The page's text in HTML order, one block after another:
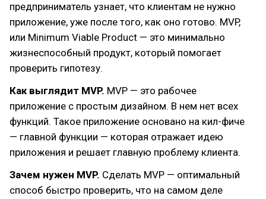
предприниматель узнает, что клиентам не нужно
приложение, уже после того, как оно готово. MVP,
или Minimum Viable Product — это минимально
жизнеспособный продукт, который помогает
проверить гипотезу.
Как выглядит MVP. MVP — это рабочее
приложение с простым дизайном. В нем нет всех
функций. Такое приложение основано на кил-фиче
— главной функции — которая отражает идею
приложения и решает главную проблему клиента.
Зачем нужен MVP. Сделать MVP — оптимальный
способ быстро проверить, что на самом деле